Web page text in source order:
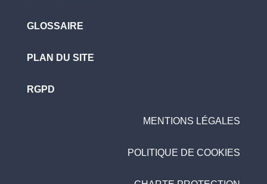
GLOSSAIRE
PLAN DU SITE
RGPD
MENTIONS LÉGALES
POLITIQUE DE COOKIES